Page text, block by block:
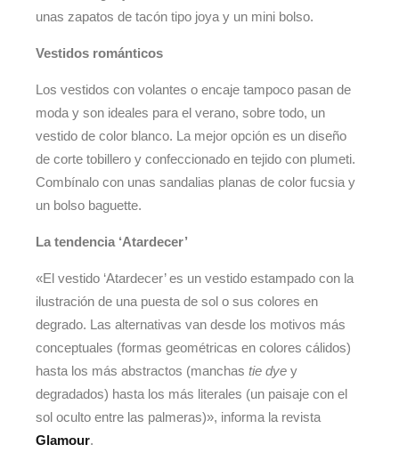
unas zapatos de tacón tipo joya y un mini bolso.
Vestidos románticos
Los vestidos con volantes o encaje tampoco pasan de
moda y son ideales para el verano, sobre todo, un
vestido de color blanco. La mejor opción es un diseño
de corte tobillero y confeccionado en tejido con plumeti.
Combínalo con unas sandalias planas de color fucsia y
un bolso baguette.
La tendencia ‘Atardecer’
«El vestido ‘Atardecer’ es un vestido estampado con la
ilustración de una puesta de sol o sus colores en
degrado. Las alternativas van desde los motivos más
conceptuales (formas geométricas en colores cálidos)
hasta los más abstractos (manchas tie dye y
degradados) hasta los más literales (un paisaje con el
sol oculto entre las palmeras)», informa la revista
Glamour.